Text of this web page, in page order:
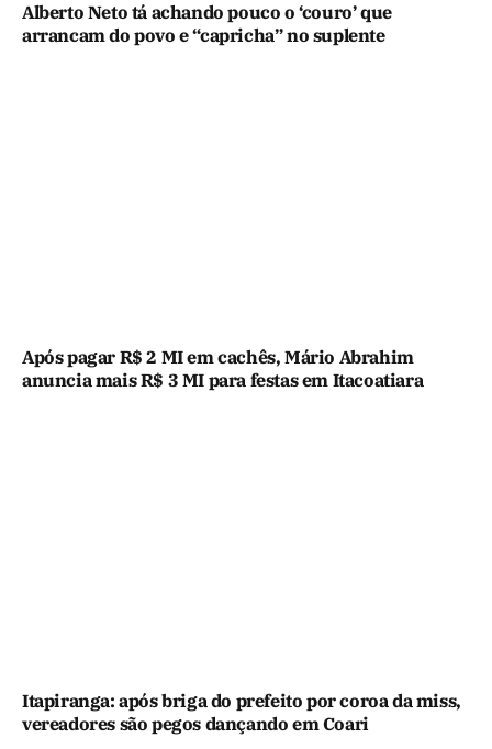
Alberto Neto tá achando pouco o ‘couro’ que
arrancam do povo e “capricha” no suplente
Após pagar R$ 2 MI em cachês, Mário Abrahim
anuncia mais R$ 3 MI para festas em Itacoatiara
Itapiranga: após briga do prefeito por coroa da miss,
vereadores são pegos dançando em Coari